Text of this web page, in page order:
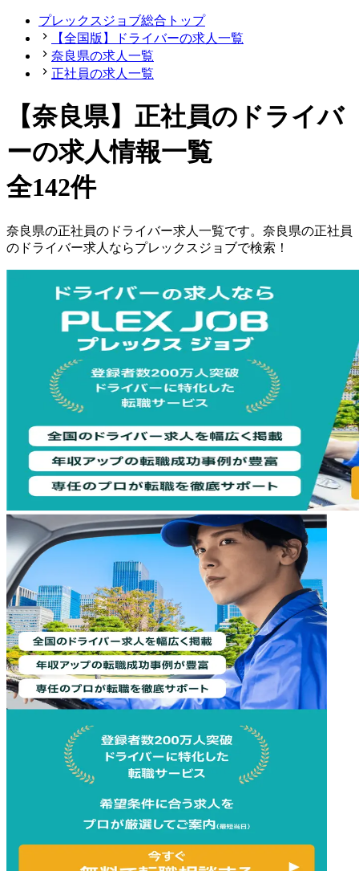
プレックスジョブ総合トップ
【全国版】ドライバーの求人一覧
奈良県の求人一覧
正社員の求人一覧
【奈良県】正社員のドライバ
ーの求人情報一覧
全142件
奈良県の正社員の ドライバー求人一覧です。 奈良県の正社員
の ドライバー求人ならプレックスジョブで検索！